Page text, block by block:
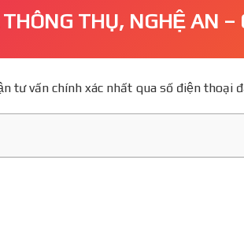
THÔNG THỤ, NGHỆ AN
tư vấn chính xác nhất qua số điện thoại